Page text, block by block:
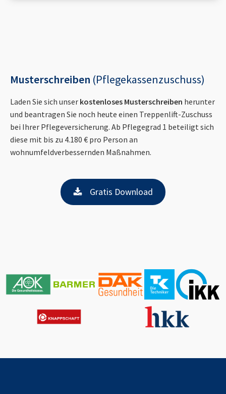
Musterschreiben (Pflegekassenzuschuss)
Laden Sie sich unser kostenloses Musterschreiben herunter
und beantragen Sie noch heute einen Treppenlift-Zuschuss
bei Ihrer Pflegeversicherung. Ab Pflegegrad 1 beteiligt sich
diese mit bis zu 4.180 € pro Person an
wohnumfeldverbessernden Maßnahmen.
Gratis Download